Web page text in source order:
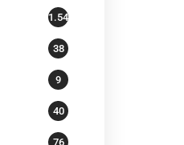
1.541
38
9
40
76